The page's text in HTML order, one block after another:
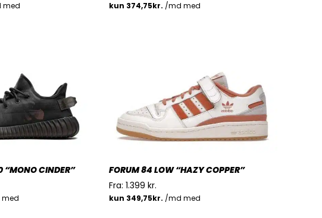
“MONO CINDER”
FORUM 84 LOW “HAZY COPPER”
Fra: 1.399 kr.